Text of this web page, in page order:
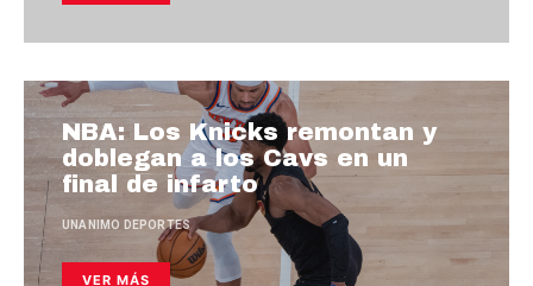
NBA: Los Knicks remontan y
doblegan a los Cavs en un
final de infarto
UNANIMO DEPORTES
VER MÁS